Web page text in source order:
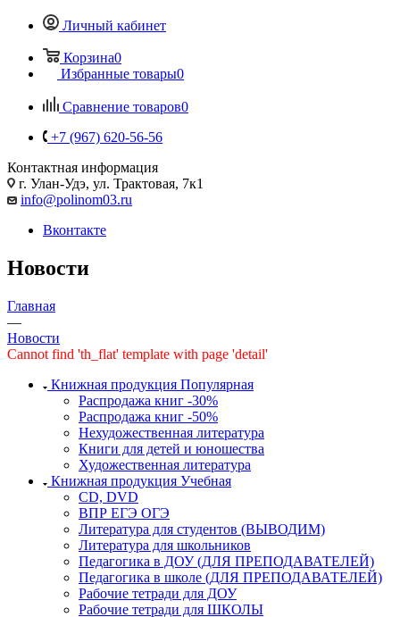
Личный кабинет
Корзина0
Избранные товары0
Сравнение товаров0
+7 (967) 620-56-56
Контактная информация
г. Улан-Удэ, ул. Трактовая, 7к1
info@polinom03.ru
Вконтакте
Новости
Главная
—
Новости
Cannot find 'th_flat' template with page 'detail'
Книжная продукция Популярная
Распродажа книг -30%
Распродажа книг -50%
Нехудожественная литература
Книги для детей и юношества
Художественная литература
Книжная продукция Учебная
CD, DVD
ВПР ЕГЭ ОГЭ
Литература для студентов (ВЫВОДИМ)
Литература для школьников
Педагогика в ДОУ (ДЛЯ ПРЕПОДАВАТЕЛЕЙ)
Педагогика в школе (ДЛЯ ПРЕПОДАВАТЕЛЕЙ)
Рабочие тетради для ДОУ
Рабочие тетради для ШКОЛЫ